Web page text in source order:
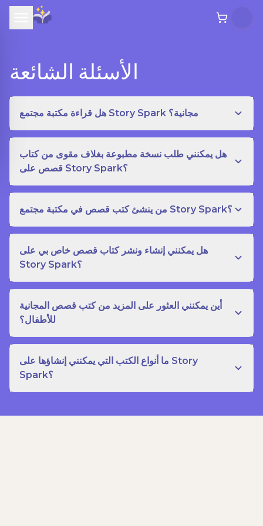
الأسئلة الشائعة
هل قراءة مكتبة مجتمع Story Spark مجانية؟
هل يمكنني طلب نسخة مطبوعة بغلاف مقوى من كتاب
قصص على Story Spark؟
من ينشئ كتب قصص في مكتبة مجتمع Story Spark؟
هل يمكنني إنشاء ونشر كتاب قصص خاص بي على
Story Spark؟
أين يمكنني العثور على المزيد من كتب قصص المجانية
للأطفال؟
ما أنواع الكتب التي يمكنني إنشاؤها على Story
Spark؟